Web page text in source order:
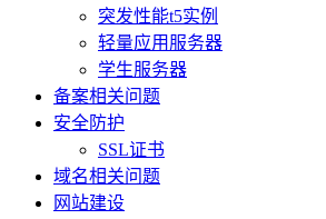
突发性能t5实例
轻量应用服务器
学生服务器
备案相关问题
安全防护
SSL证书
域名相关问题
网站建设